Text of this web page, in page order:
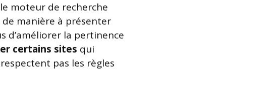
moteur de recherche
manière à présenter
d’améliorer la pertinence
certains sites qui
pas les règles